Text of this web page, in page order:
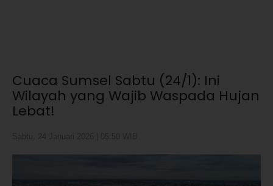
Cuaca Sumsel Sabtu (24/1): Ini
Wilayah yang Wajib Waspada Hujan
Lebat!